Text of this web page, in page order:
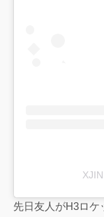
先日友人がH3ロケ